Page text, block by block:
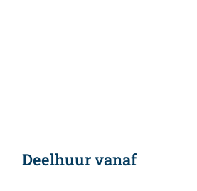
Deelhuur vanaf